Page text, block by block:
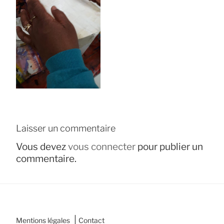
Laisser un commentaire
Vous devezvous connecter pour publier un
commentaire.
Mentions légales Contact